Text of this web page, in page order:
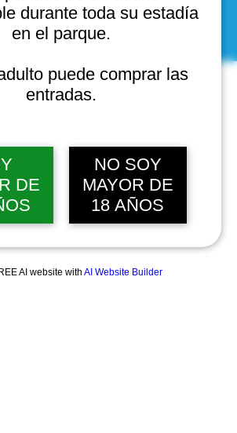
durante toda su estadía
en el parque.
puede comprar las
entradas.
DE
NO SOY
MAYOR DE
18 AÑOS
AI website with AI Website Builder